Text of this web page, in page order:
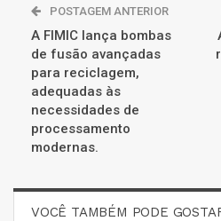
POSTAGEM ANTERIOR
A FIMIC lança bombas
de fusão avançadas
para reciclagem,
adequadas às
necessidades de
processamento
modernas.
VOCÊ TAMBÉM PODE